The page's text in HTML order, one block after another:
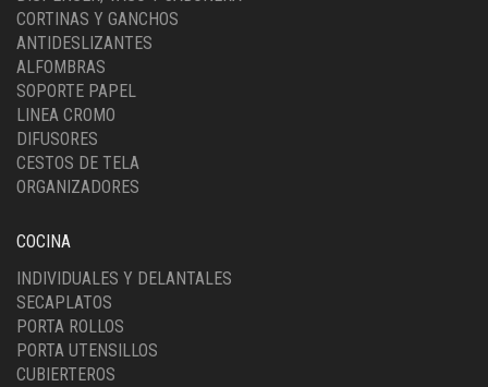
CORTINAS Y GANCHOS
ANTIDESLIZANTES
ALFOMBRAS
SOPORTE PAPEL
LINEA CROMO
DIFUSORES
CESTOS DE TELA
ORGANIZADORES
COCINA
INDIVIDUALES Y DELANTALES
SECAPLATOS
PORTA ROLLOS
PORTA UTENSILLOS
CUBIERTEROS